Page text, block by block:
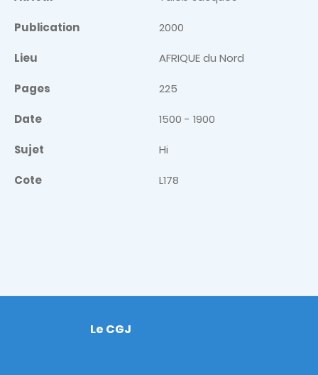
Publication 2000
Lieu AFRIQUE du Nord
Pages 225
Date 1500 - 1900
Sujet Hi
Cote L178
Footer
Le CGJ